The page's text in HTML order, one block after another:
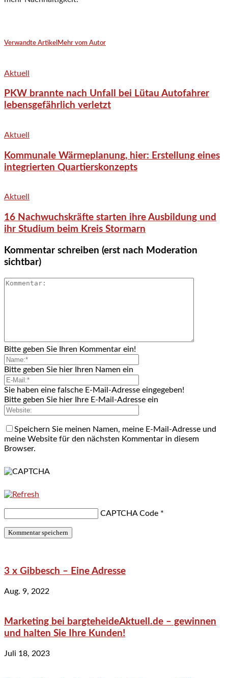
Verwandte Artikel Mehr vom Autor
Aktuell
PKW brannte nach Unfall bei Lütau Autofahrer
lebensgefährlich verletzt
Aktuell
Kommunale Wärmeplanung, hier: Erstellung eines
integrierten Quartierskonzepts
Aktuell
16 Nachwuchskräfte starten ihre Ausbildung und
ihr Studium beim Kreis Stormarn
Kommentar schreiben (erst nach Moderation
sichtbar)
Bitte geben Sie Ihren Kommentar ein!
Bitte geben Sie hier Ihren Namen ein
Sie haben eine falsche E-Mail-Adresse eingegeben!
Bitte geben Sie hier Ihre E-Mail-Adresse ein
Speichern Sie meinen Namen, meine E-Mail-Adresse und
meine Website für den nächsten Kommentar in diesem
Browser.
CAPTCHA Code *
3 x Gibbesch – Eine Adresse
Aug. 9, 2022
Marketing bei bargteheideAktuell.de – gewinnen
und halten Sie Ihre Kunden!
Juli 18, 2023